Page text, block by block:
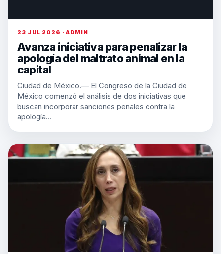
23 JUL 2026 · ADMIN
Avanza iniciativa para penalizar la
apología del maltrato animal en la
capital
Ciudad de México.— El Congreso de la Ciudad de
México comenzó el análisis de dos iniciativas que
buscan incorporar sanciones penales contra la
apología…